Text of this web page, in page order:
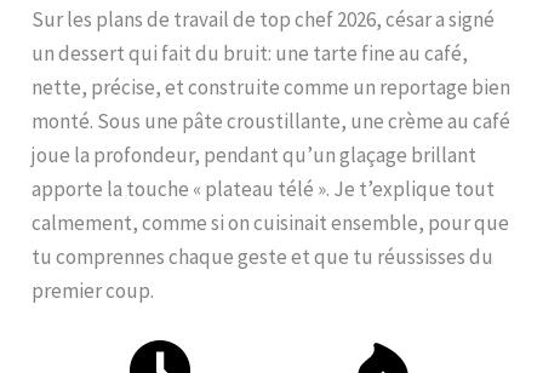
Sur les plans de travail de top chef 2026, césar a signé
un dessert qui fait du bruit: une tarte fine au café,
nette, précise, et construite comme un reportage bien
monté. Sous une pâte croustillante, une crème au café
joue la profondeur, pendant qu’un glaçage brillant
apporte la touche « plateau télé ». Je t’explique tout
calmement, comme si on cuisinait ensemble, pour que
tu comprennes chaque geste et que tu réussisses du
premier coup.